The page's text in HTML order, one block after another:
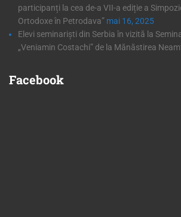
participanți la cea de-a VII-a ediție a
Ortodoxe în Petrodava” mai 16, 2025
Elevi seminariști din Serbia în vizită la
„Veniamin Costachi” de la Mănăstirea
Facebook